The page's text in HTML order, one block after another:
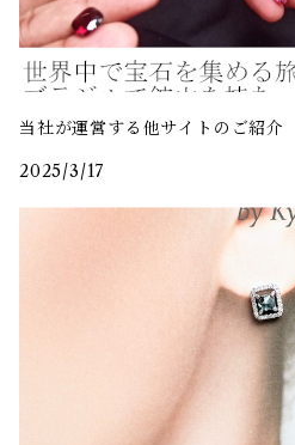
当社が運営する他サイトのご紹介
2025/3/17